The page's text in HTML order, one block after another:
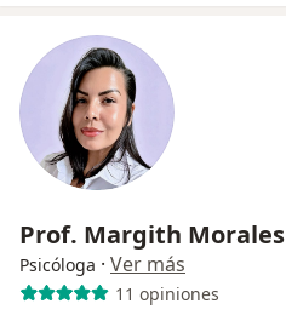
Prof. Margith Morales
Psicóloga · Ver más
11 opiniones